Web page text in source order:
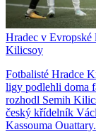
Hradec v Evropské
Kilicsoy
Fotbalisté Hradce
ligy podlehli doma
rozhodl Semih
český křídelník
Kassouma